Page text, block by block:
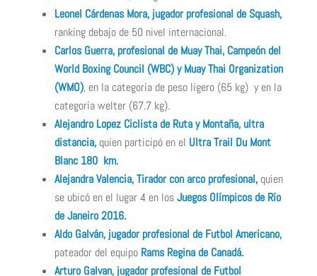
Leonel Cárdenas Mora, jugador profesional de Squash,
ranking debajo de 50 nivel internacional.
Carlos Guerra, profesional de Muay Thai, Campeón del
World Boxing Council (WBC) y Muay Thai Organization
(WMO), en la categoría de peso ligero (65 kg) y en la
categoría welter (67.7 kg).
Alejandro Lopez Ciclista de Ruta y Montaña, ultra
distancia,quien participó en el Ultra Trail Du Mont
Blanc 180 km.
Alejandra Valencia, Tirador con arco profesional,quien
se ubicó en el lugar 4 en losJuegos Olímpicos de Río
de Janeiro 2016.
Aldo Galván, jugador profesional de Futbol Americano,
pateador del equipoRams Regina de Canadá.
Arturo Galvan, jugador profesional de Futbol